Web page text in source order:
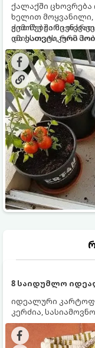
ქალაქში ცხოვრება
ხელით
გემოზე უარი
იმისათვის, რომ
ყოველდღიურად
ბოსტნეულს
ქოთნებში
და ესთეტიკური
კულტურები
და როგორ
8 საიდუმლო
იდეალური
კერძია,
ფერით. მისი
არსებობს
იცოდეთ, რომ